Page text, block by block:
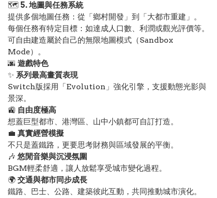
🗺️ 5. 地圖與任務系統
提供多個地圖任務：從「鄉村開發」到「大都市重建」。
每個任務有特定目標：如達成人口數、利潤或觀光評價等。
可自由建造屬於自己的無限地圖模式（Sandbox
Mode）。
🌆 遊戲特色
✨ 系列最高畫質表現
Switch版採用「Evolution」強化引擎，支援動態光影與
景深。
🚉 自由度極高
想蓋巨型都市、港灣區、山中小鎮都可自訂打造。
💼 真實經營模擬
不只是蓋鐵路，更要思考財務與區域發展的平衡。
🎶 悠閒音樂與沉浸氛圍
BGM輕柔舒適，讓人放鬆享受城市變化過程。
🌍 交通與都市同步成長
鐵路、巴士、公路、建築彼此互動，共同推動城市演化。